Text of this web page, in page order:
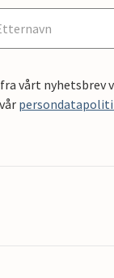
vårt nyhetsbrev